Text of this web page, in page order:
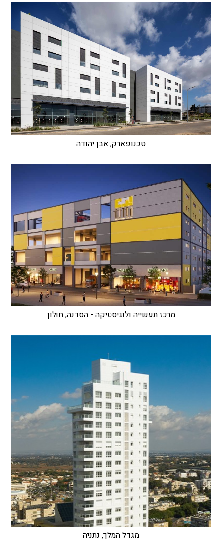
טכנופארק, אבן יהודה
מרכז תעשייה ולוגיסטיקה - הסדנה, חולון
מגדל המלך, נתניה